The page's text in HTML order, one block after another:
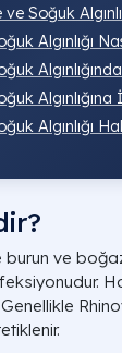
Soğuk
Algınlığı
Algınlığı
burun ve